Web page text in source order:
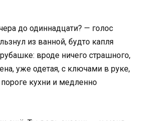
до одиннадцати? — голос
из ванной, будто капля
вроде ничего страшного,
уже одетая, с ключами в руке,
кухни и медленно